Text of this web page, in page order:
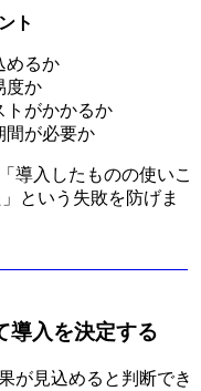
ト
めるか
度か
トがかかるか
間が必要か
導入したものの使いこ
という失敗を防げま
導入を決定する
が見込めると判断でき